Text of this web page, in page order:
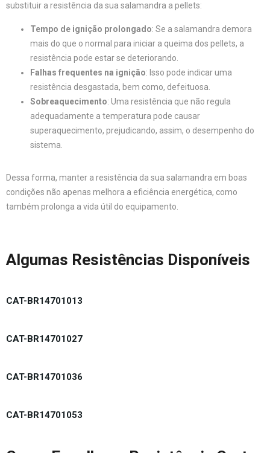
substituir a resistência da sua salamandra a pellets:
Tempo de ignição prolongado: Se a salamandra demora
mais do que o normal para iniciar a queima dos pellets, a
resistência pode estar se deteriorando.
Falhas frequentes na ignição: Isso pode indicar uma
resistência desgastada, bem como, defeituosa.
Sobreaquecimento: Uma resistência que não regula
adequadamente a temperatura pode causar
superaquecimento, prejudicando, assim, o desempenho do
sistema.
Dessa forma, manter a resistência da sua salamandra em boas
condições não apenas melhora a eficiência energética, como
também prolonga a vida útil do equipamento.
Algumas Resistências Disponíveis
CAT-BR14701013
CAT-BR14701027
CAT-BR14701036
CAT-BR14701053